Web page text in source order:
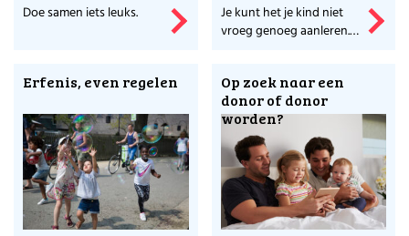
Doe samen iets leuks.
Je kunt het je kind niet
vroeg genoeg aanleren.
Erfenis, even regelen
Op zoek naar een
donor of donor
worden?